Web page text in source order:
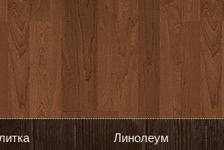
Линолеум